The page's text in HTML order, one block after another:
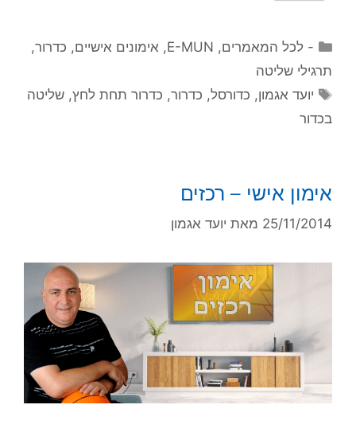
קטגוריות
- לכל המאמרים,
E-MUN
, אימונים אישיים, כדרור,
תרגילי שליטה
תגיות
יועד אגמון, כדורסל, כדרור, כדרור תחת לחץ,שליטה
בכדור
אימון אישי – רכזים
25/11/2014 מאת יועד אגמון